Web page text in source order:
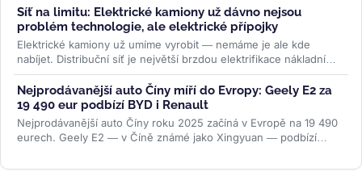
Síť na limitu: Elektrické kamiony už dávno nejsou
problém technologie, ale elektrické přípojky
Elektrické kamiony už umíme vyrobit — nemáme je ale kde
nabíjet. Distribuční síť je největší brzdou elektrifikace nákladní
dopravy....>>
Nejprodávanější auto Číny míří do Evropy: Geely E2 za
19 490 eur podbízí BYD i Renault
Nejprodávanější auto Číny roku 2025 začíná v Evropě na 19 490
eurech. Geely E2 — v Číně známé jako Xingyuan — podbízí